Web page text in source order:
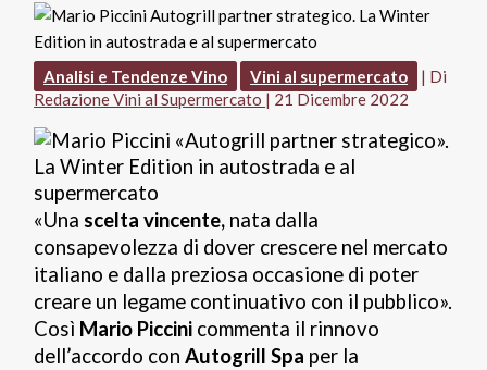
Analisi e Tendenze Vino Vini al supermercato
| Di
Redazione Vini al Supermercato | 21 Dicembre 2022
«Una scelta vincente, nata dalla
consapevolezza di dover crescere nel mercato
italiano e dalla preziosa occasione di poter
creare un legame continuativo con il pubblico».
Così Mario Piccini commenta il rinnovo
dell’accordo conAutogrill Spa per la